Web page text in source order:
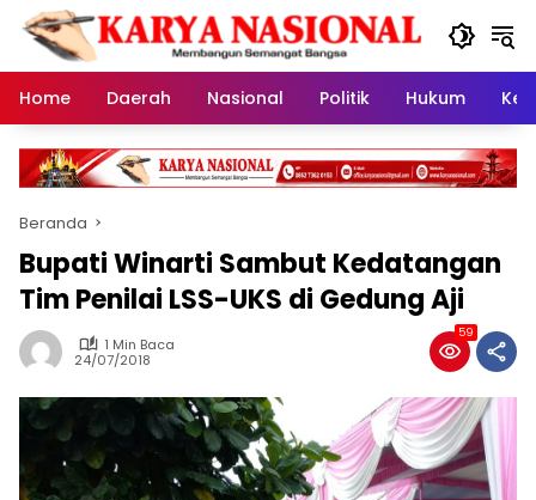
Langsung
konten
Home
Daerah Nasional Politik Hukum
Beranda
Bupati Winarti Sambut Kedatangan
Tim Penilai LSS-UKS di Gedung Aji
1 Min Baca
24/07/2018
59